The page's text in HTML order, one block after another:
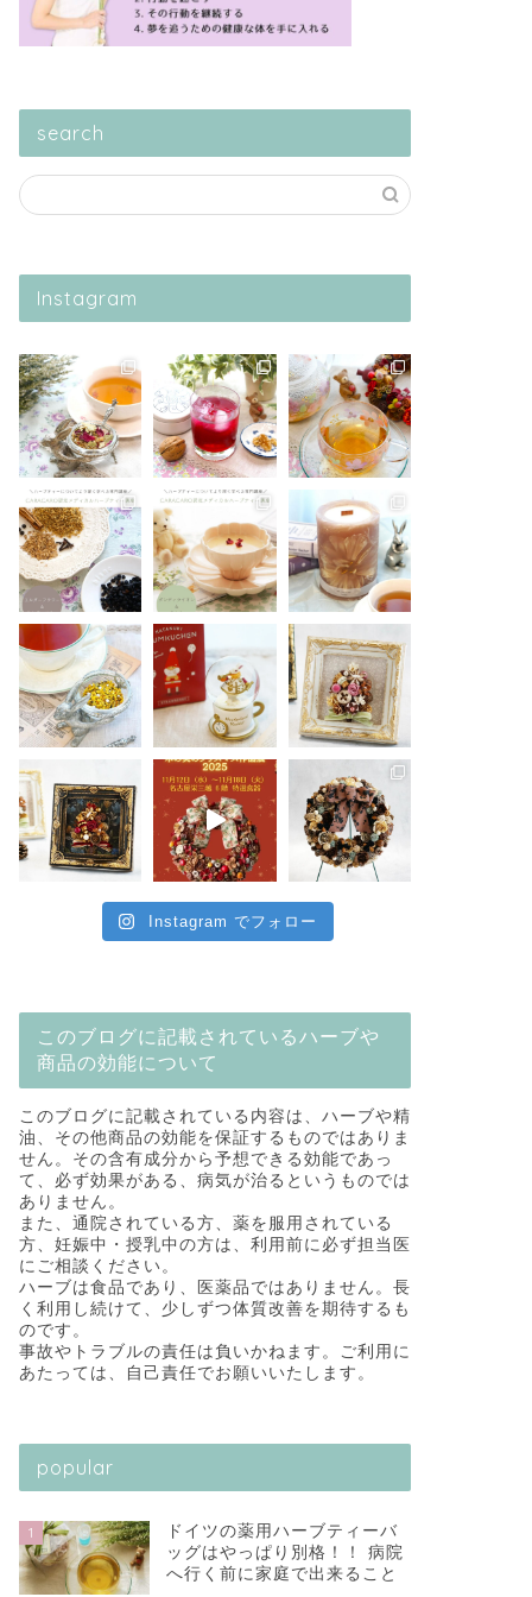
search
Instagram
Instagram でフォロー
このブログに記載されているハーブや
商品の効能について
このブログに記載されている内容は、ハーブや精
油、その他商品の効能を保証するものではありま
せん。その含有成分から予想できる効能であっ
て、必ず効果がある、病気が治るというものでは
ありません。
また、通院されている方、薬を服用されている
方、妊娠中・授乳中の方は、利用前に必ず担当医
にご相談ください。
ハーブは食品であり、医薬品ではありません。長
く利用し続けて、少しずつ体質改善を期待するも
のです。
事故やトラブルの責任は負いかねます。ご利用に
あたっては、自己責任でお願いいたします。
popular
1
ドイツの薬用ハーブティーバ
ッグはやっぱり別格！！ 病院
へ行く前に家庭で出来ること